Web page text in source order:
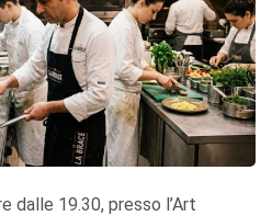
dalle 19.30, presso l’Art